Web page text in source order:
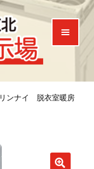
リンナイ 脱衣室暖房